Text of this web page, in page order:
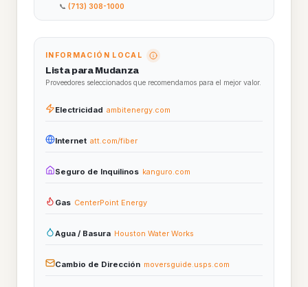
📞 (713) 308-1000
INFORMACIÓN LOCAL
Lista para Mudanza
Proveedores seleccionados que recomendamos para el mejor valor.
Electricidad ambitenergy.com
Internet att.com/fiber
Seguro de Inquilinos kanguro.com
Gas CenterPoint Energy
Agua / Basura Houston Water Works
Cambio de Dirección moversguide.usps.com